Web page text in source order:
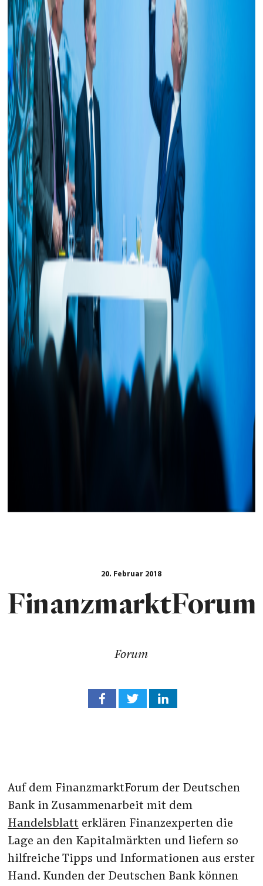
20. Februar 2018
FinanzmarktForum
Forum
Auf dem FinanzmarktForum der Deutschen
Bank in Zusammenarbeit mit dem
Handelsblatt erklären Finanzexperten die
Lage an den Kapitalmärkten und liefern so
hilfreiche Tipps und Informationen aus erster
Hand. Kunden der Deutschen Bank können